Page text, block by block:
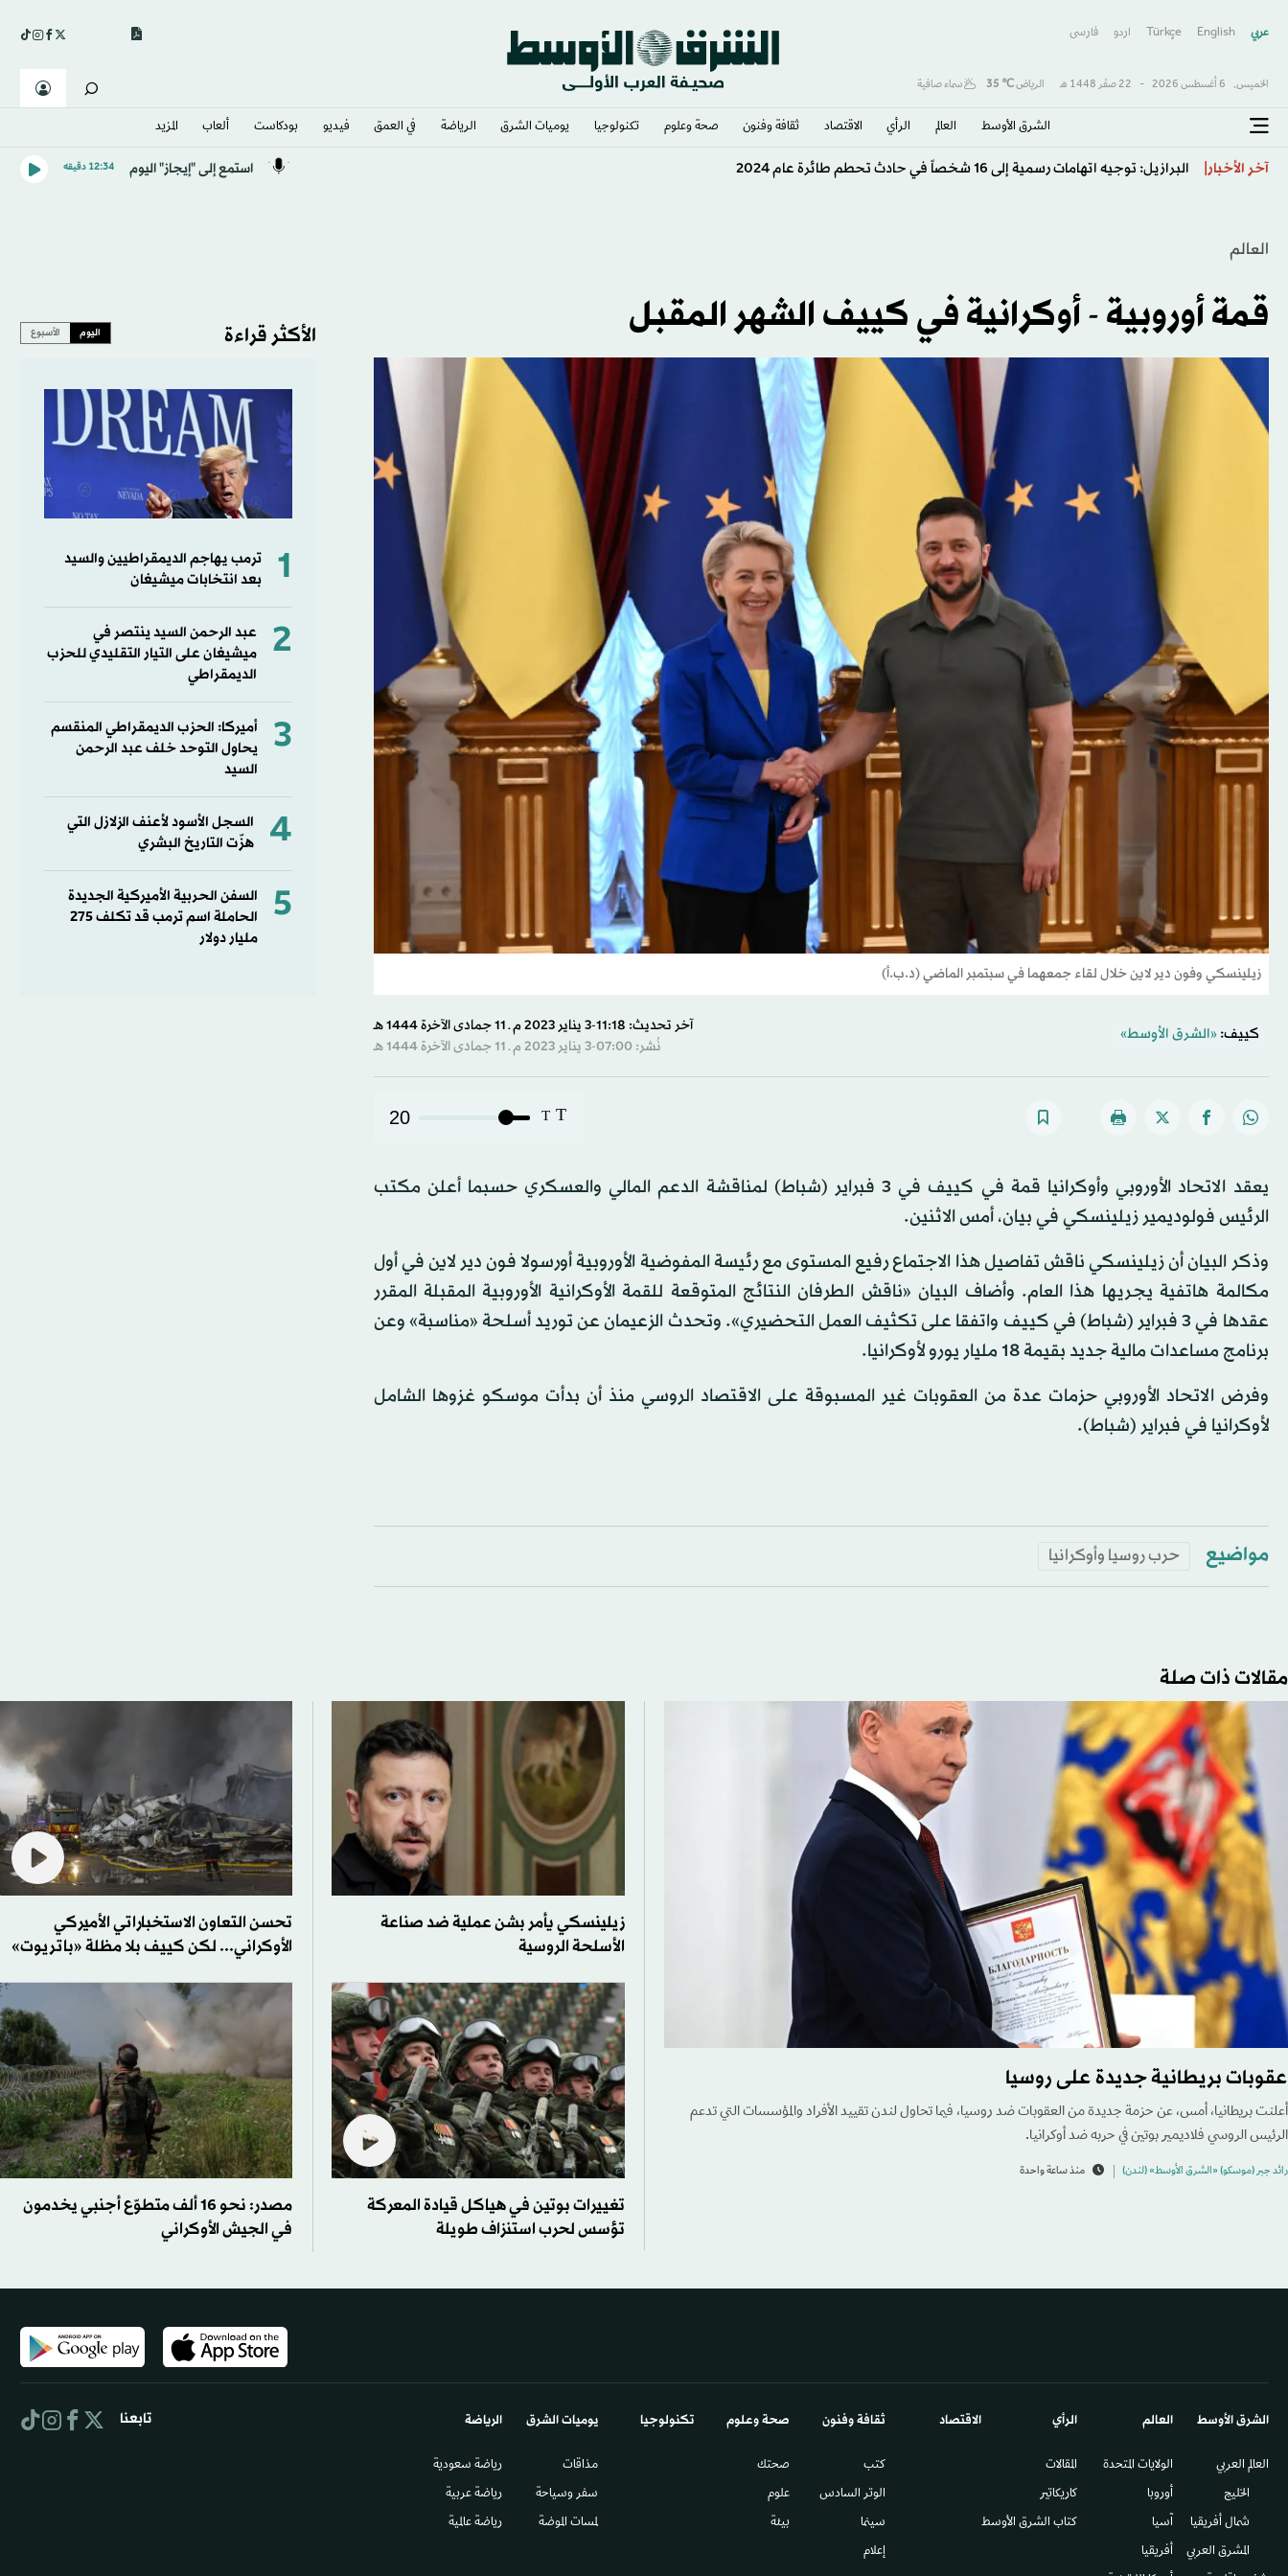
عربي English
Türkçe اردو فارسى
الخميس, 6 أغسطس 2026 - 22 صفَر 1448 هـ الرياض℃
35 سماء صافية
الشرق الأوسط​ العالم الرأي الاقتصاد ثقافة وفنون صحة وعلوم تكنولوجيا يوميات الشرق​ الرياضة في العمق فيديو بودكاست ألعاب المزيد
آخر الأخبار
واشنطن تفرض عقوبات على مسؤولين عسكريين كوبيين لشرائهم أسلحة من الصين وروسيا
استمع إلى "إيجاز" اليوم 12:34 دقيقه
العالم
قمة أوروبية - أوكرانية في كييف الشهر المقبل
زيلينسكي وفون دير لاين خلال لقاء جمعهما في سبتمبر الماضي (د.ب.أ)
كييف: «الشرق الأوسط»
آخر تحديث: 11:18-3 يناير 2023 م ـ 11 جمادى الآخرة 1444 هـ
نُشر: 07:00-3 يناير 2023 م ـ 11 جمادى الآخرة 1444 هـ
T
T
20
يعقد الاتحاد الأوروبي وأوكرانيا قمة في كييف في 3 فبراير (شباط) لمناقشة الدعم المالي والعسكري حسبما أعلن مكتب
الرئيس فولوديمير زيلينسكي في بيان، أمس الاثنين.
وذكر البيان أن زيلينسكي ناقش تفاصيل هذا الاجتماع رفيع المستوى مع رئيسة المفوضية الأوروبية أورسولا فون دير لاين في أول
مكالمة هاتفية يجريها هذا العام. وأضاف البيان «ناقش الطرفان النتائج المتوقعة للقمة الأوكرانية الأوروبية المقبلة المقرر
عقدها في 3 فبراير (شباط) في كييف واتفقا على تكثيف العمل التحضيري». وتحدث الزعيمان عن توريد أسلحة «مناسبة» وعن
برنامج مساعدات مالية جديد بقيمة 18 مليار يورو لأوكرانيا.
وفرض الاتحاد الأوروبي حزمات عدة من العقوبات غير المسبوقة على الاقتصاد الروسي منذ أن بدأت موسكو غزوها الشامل
لأوكرانيا في فبراير (شباط).
مواضيع حرب روسيا وأوكرانيا
الأكثر قراءة اليوم الأسبوع
1
ترمب يهاجم الديمقراطيين والسيد
بعد انتخابات ميشيغان
2
عبد الرحمن السيد ينتصر في
ميشيغان على التيار التقليدي للحزب
الديمقراطي
3
أميركا: الحزب الديمقراطي المنقسم
يحاول التوحد خلف عبد الرحمن
السيد
4
السجل الأسود لأعنف الزلازل التي
هزّت التاريخ البشري
5
السفن الحربية الأميركية الجديدة
الحاملة اسم ترمب قد تكلف 275
مليار دولار
مقالات ذات صلة
عقوبات بريطانية جديدة على روسيا
أعلنت بريطانيا، أمس، عن حزمة جديدة من العقوبات ضد روسيا، فيما تحاول لندن تقييد الأفراد والمؤسسات التي تدعم
الرئيس الروسي فلاديمير بوتين في حربه ضد أوكرانيا.
رائد جبر (موسكو) «الشرق الأوسط» (لندن) منذ ساعة واحدة
زيلينسكي يأمر بشن عملية ضد صناعة
الأسلحة الروسية
تحسن التعاون الاستخباراتي الأميركي
الأوكراني... لكن كييف بلا مظلة «باتريوت»
تغييرات بوتين في هياكل قيادة المعركة
تؤسس لحرب استنزاف طويلة
مصدر: نحو 16 ألف متطوّع أجنبي يخدمون
في الجيش الأوكراني
الشرق الأوسط​
العالم العربي
الخليج
شمال أفريقيا
المشرق العربي
العالم
الولايات المتحدة
أوروبا
آسيا
أفريقيا
الرأي
المقالات
كاريكاتير
كتاب الشرق الأوسط
الاقتصاد ثقافة وفنون
كتب
الوتر السادس​
سينما
إعلام
صحة وعلوم
صحتك
علوم
بيئة
تكنولوجيا يوميات الشرق​
مذاقات
سفر وسياحة
لمسات الموضة
الرياضة
رياضة سعودية
رياضة عربية
رياضة عالمية
تابعنا